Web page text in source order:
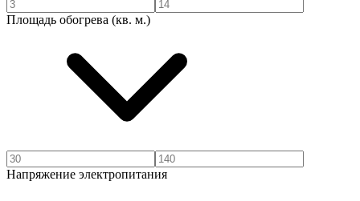
Площадь обогрева (кв. м.)
Напряжение электропитания